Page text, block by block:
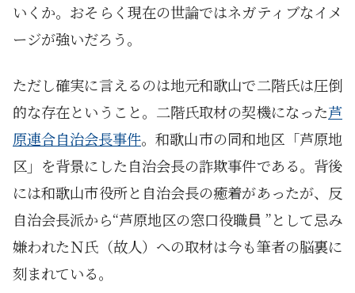
いくか。おそらく現在の世論ではネガティブなイメ
ージが強いだろう。
ただし確実に言えるのは地元和歌山で二階氏は圧倒
的な存在ということ。二階氏取材の契機になった芦
原連合自治会長事件。和歌山市の同和地区「芦原地
区」を背景にした自治会長の詐欺事件である。背後
には和歌山市役所と自治会長の癒着があったが、反
自治会長派から“芦原地区の窓口役職員 ”として忌み
嫌われたＮ氏（故人）への取材は今も筆者の脳裏に
刻まれている。